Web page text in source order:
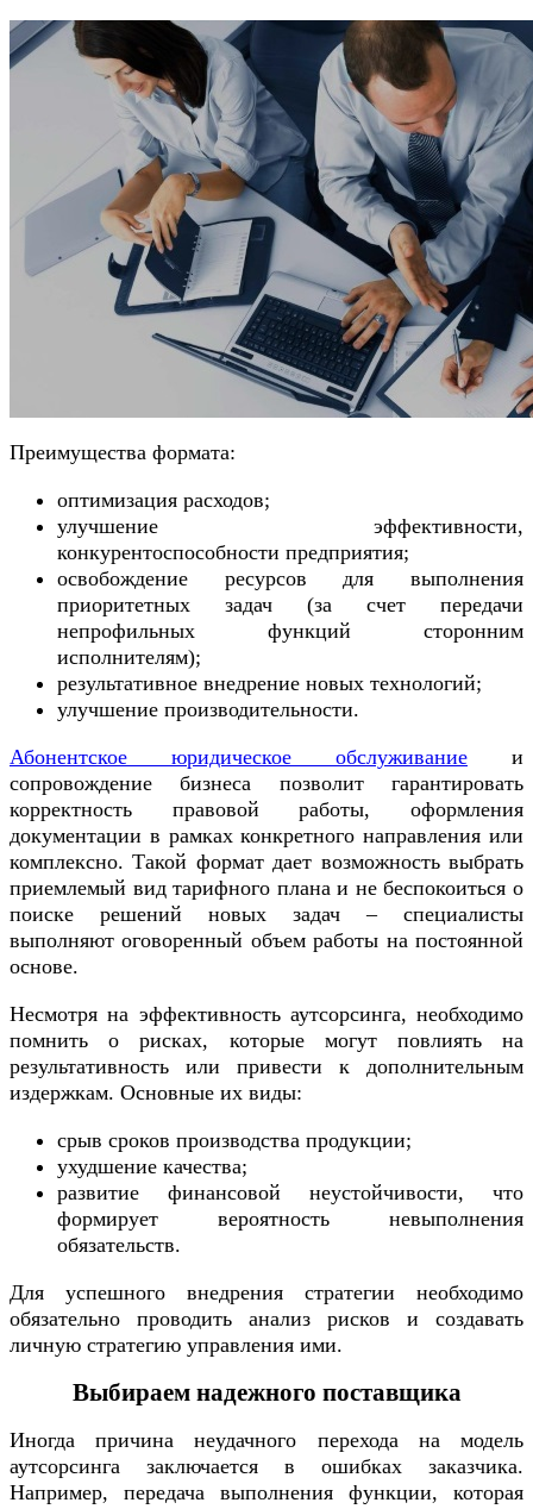
Преимущества формата:
оптимизация расходов;
улучшение эффективности,
конкурентоспособности предприятия;
освобождение ресурсов для выполнения
приоритетных задач (за счет передачи
непрофильных функций сторонним
исполнителям);
результативное внедрение новых технологий;
улучшение производительности.
Абонентское юридическое обслуживание и
сопровождение бизнеса позволит гарантировать
корректность правовой работы, оформления
документации в рамках конкретного направления или
комплексно. Такой формат дает возможность выбрать
приемлемый вид тарифного плана и не беспокоиться о
поиске решений новых задач – специалисты
выполняют оговоренный объем работы на постоянной
основе.
Несмотря на эффективность аутсорсинга, необходимо
помнить о рисках, которые могут повлиять на
результативность или привести к дополнительным
издержкам. Основные их виды:
срыв сроков производства продукции;
ухудшение качества;
развитие финансовой неустойчивости, что
формирует вероятность невыполнения
обязательств.
Для успешного внедрения стратегии необходимо
обязательно проводить анализ рисков и создавать
личную стратегию управления ими.
Выбираем надежного поставщика
Иногда причина неудачного перехода на модель
аутсорсинга заключается в ошибках заказчика.
Например, передача выполнения функции, которая